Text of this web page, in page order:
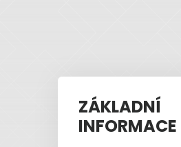
ZÁKLADNÍ
INFORMACE